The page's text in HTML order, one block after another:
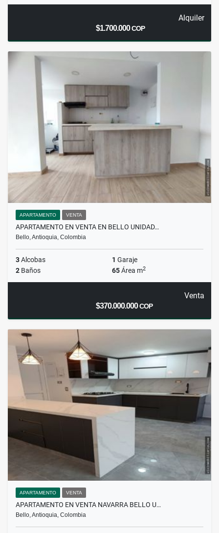
Alquiler
$1.700.000COP
APARTAMENTO VENTA
APARTAMENTO EN VENTA EN BELLO UNIDAD…
Bello, Antioquia, Colombia
3Alcobas 1 Garaje
2 Baños 65Área m2
Venta
$370.000.000COP
APARTAMENTO VENTA
APARTAMENTO EN VENTA NAVARRA BELLO U…
Bello, Antioquia, Colombia